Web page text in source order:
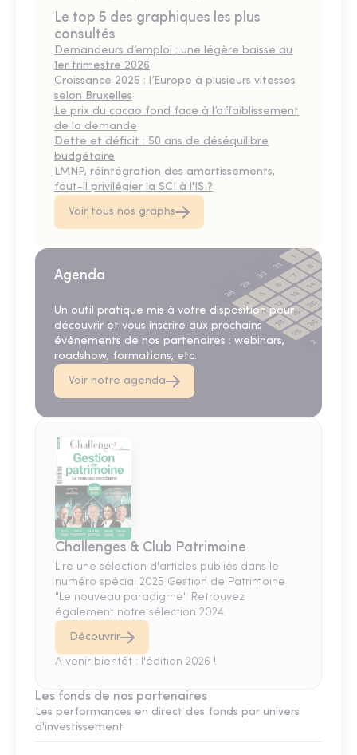
Le top 5 des graphiques les plus
consultés
Demandeurs d’emploi : une légère baisse au
1er trimestre 2026
Croissance 2025 : l’Europe à plusieurs vitesses
selon Bruxelles
Le prix du cacao fond face à l’affaiblissement
de la demande
Dette et déficit : 50 ans de déséquilibre
budgétaire
LMNP, réintégration des amortissements,
faut-il privilégier la SCI à l'IS ?
Voir tous nos graphs
Agenda
Un outil pratique mis à votre disposition pour
découvrir et vous inscrire aux prochains
événements de nos partenaires : webinars,
roadshow, formations, etc.
Voir notre agenda
Challenges & Club Patrimoine
Lire une sélection d'articles publiés dans le
numéro spécial 2025 Gestion de Patrimoine
"Le nouveau paradigme". Retrouvez
également notre sélection 2024.
Découvrir
A venir bientôt : l'édition 2026 !
Les fonds de nos partenaires
Les performances en direct des fonds par univers
d'investissement